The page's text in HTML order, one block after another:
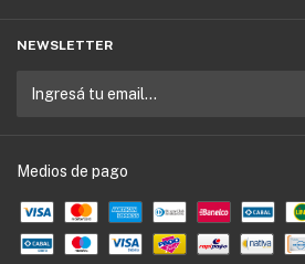
NEWSLETTER
Medios de pago